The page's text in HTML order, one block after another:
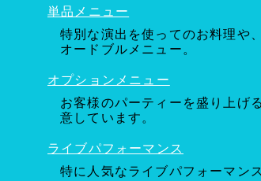
単品メニュー
特別な演出を使ってのお料理や
オードブルメニュー。
オプションメニュー
お客様のパーティーを盛り上げ
意しています。
ライブパフォーマンス
特に人気なライブパフォーマン